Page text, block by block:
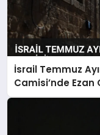
İsrail Temmuz
Camisi’nde Ezan